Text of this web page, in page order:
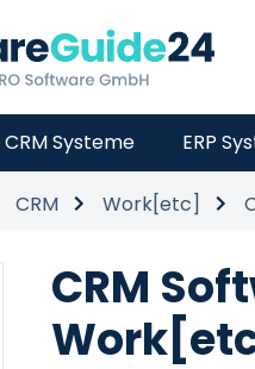
CRM Systeme ERP
CRM Work[etc]
CRM